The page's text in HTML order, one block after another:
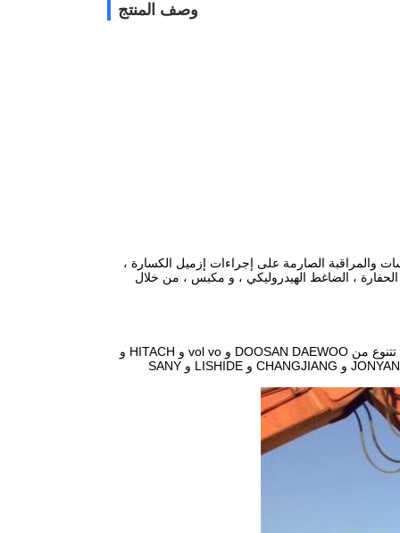
وصف المنتج
والمراقبة الصارمة على إجراءات إزميل الكسارة ،
، الضاغط الهيدروليكي ، و مكبس ، من خلال
الكسارة الهيدروليكية KINGER مناسبة لأنواع مختلفة من الحفارات والجرافات الانزلاقية التي تتنوع من DOOSAN DAEWOO و vol vo و HITACH و
KATO و KOBELCO و KOMATSU و SUMITOMO و LIEBHERR و HYUNDAI و CAT و JONYANG و CHANGJIANG و LISHIDE و SANY